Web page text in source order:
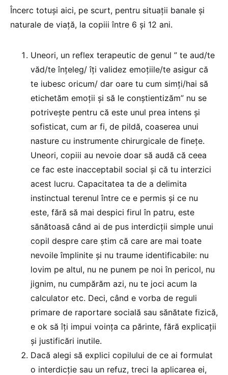
Încerc totuși aici, pe scurt, pentru situații banale și
naturale de viață, la copiii între 6 și 12 ani.
Uneori, un reflex terapeutic de genul ” te aud/te
văd/te înțeleg/ îți validez emoțiile/te asigur că
te iubesc oricum/ dar oare tu cum simți/hai să
etichetăm emoții și să le conștientizăm” nu se
potrivește pentru că este unul prea intens și
sofisticat, cum ar fi, de pildă, coaserea unui
nasture cu instrumente chirurgicale de finețe.
Uneori, copiii au nevoie doar să audă că ceea
ce fac este inacceptabil social și că tu interzici
acest lucru. Capacitatea ta de a delimita
instinctual terenul între ce e permis și ce nu
este, fără să mai despici firul în patru, este
sănătoasă când ai de pus interdicții simple unui
copil despre care știm că care are mai toate
nevoile împlinite și nu traume identificabile: nu
lovim pe altul, nu ne punem pe noi în pericol, nu
jignim, nu cumpărăm azi, nu te joci acum la
calculator etc. Deci, când e vorba de reguli
primare de raportare socială sau sănătate fizică,
e ok să îți impui voința ca părinte, fără explicații
și justificări inutile.
Dacă alegi să explici copilului de ce ai formulat
o interdicție sau un refuz, treci la aplicarea ei,